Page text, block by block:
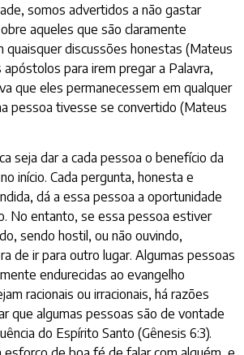
somos advertidos a não gastar
aqueles que são claramente
quaisquer discussões honestas (Mateus
apóstolos para irem pregar a Palavra,
que eles permanecessem em qualquer
pessoa tivesse se convertido (Mateus
seja dar a cada pessoa o benefício da
início. Cada pergunta, honesta e
dá a essa pessoa a oportunidade
No entanto, se essa pessoa estiver
sendo hostil, ou não ouvindo,
de ir para outro lugar. Algumas pessoas
endurecidas ao evangelho
racionais ou irracionais, há razões
que algumas pessoas são de vontade
do Espírito Santo (Gênesis 6:3).